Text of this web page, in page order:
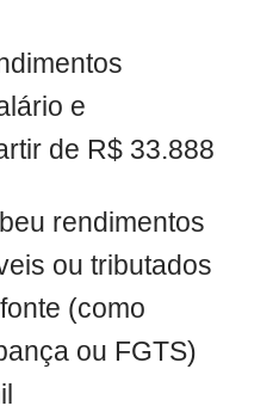
e
de R$ 33.888
rendimentos
ou tributados
(como
ou FGTS)